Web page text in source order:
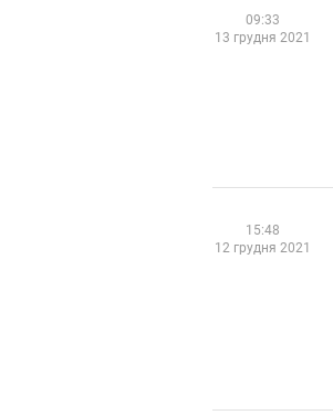
09:33
13 грудня 2021
15:48
12 грудня 2021